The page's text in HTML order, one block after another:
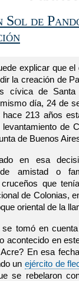
Sol de
explicar que
la creación de
cívica de
día, 24 de
213 años
de
de Buenos
en esa
de amistad o
cruceños que
de Colonias,
oriental de la
tomó en
acontecido en
Acre? En esa
un ejército de
se rebelaron